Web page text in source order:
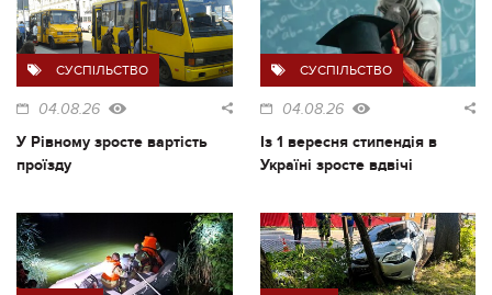
СУСПІЛЬСТВО
04.08.26
У Рівному зросте вартість
проїзду
СУСПІЛЬСТВО
04.08.26
Із 1 вересня стипендія в
Україні зросте вдвічі